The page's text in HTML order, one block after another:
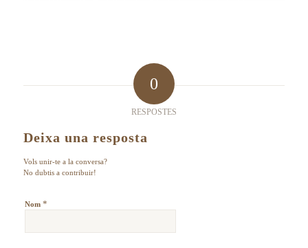
0
RESPOSTES
Deixa una resposta
Vols unir-te a la conversa?
No dubtis a contribuir!
Nom *